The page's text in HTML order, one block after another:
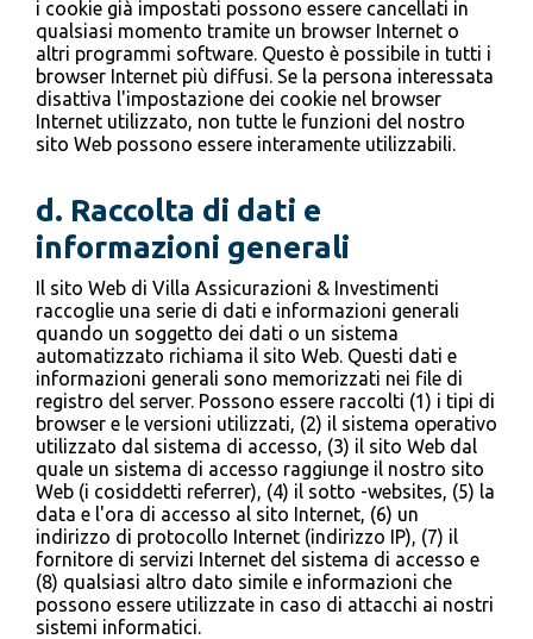
i cookie già impostati possono essere cancellati in
qualsiasi momento tramite un browser Internet o
altri programmi software. Questo è possibile in tutti i
browser Internet più diffusi. Se la persona interessata
disattiva l'impostazione dei cookie nel browser
Internet utilizzato, non tutte le funzioni del nostro
sito Web possono essere interamente utilizzabili.
d. Raccolta di dati e
informazioni generali
Il sito Web di Villa Assicurazioni & Investimenti
raccoglie una serie di dati e informazioni generali
quando un soggetto dei dati o un sistema
automatizzato richiama il sito Web. Questi dati e
informazioni generali sono memorizzati nei file di
registro del server. Possono essere raccolti (1) i tipi di
browser e le versioni utilizzati, (2) il sistema operativo
utilizzato dal sistema di accesso, (3) il sito Web dal
quale un sistema di accesso raggiunge il nostro sito
Web (i cosiddetti referrer), (4) il sotto -websites, (5) la
data e l'ora di accesso al sito Internet, (6) un
indirizzo di protocollo Internet (indirizzo IP), (7) il
fornitore di servizi Internet del sistema di accesso e
(8) qualsiasi altro dato simile e informazioni che
possono essere utilizzate in caso di attacchi ai nostri
sistemi informatici.